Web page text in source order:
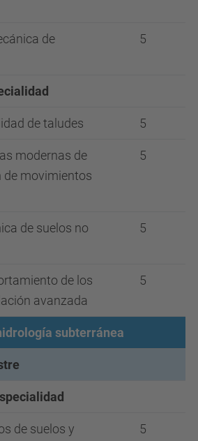
de
5
de taludes 5
modernas de
movimientos
5
de suelos no
5
de los
avanzada
5
subterránea
de suelos y
5